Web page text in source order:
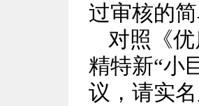
过审核的
对照《
精特新“小
议，请实